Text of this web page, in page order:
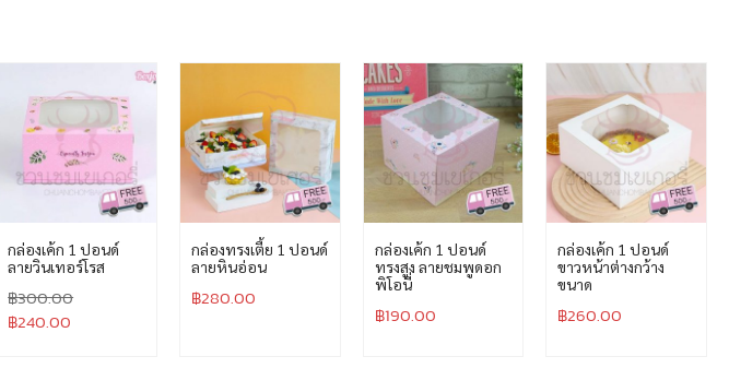
กล่องเค้ก 1 ปอนด์
ลายวินเทอร์โรส
฿300.00
฿240.00
กล่องทรงเตี้ย 1 ปอนด์
ลายหินอ่อน
฿280.00
กล่องเค้ก 1 ปอนด์
ทรงสูง ลายชมพูดอก
พิโอนี่
฿190.00
กล่องเค้ก 1 ปอนด์
ขาวหน้าต่างกว้าง
ขนาด
฿260.00